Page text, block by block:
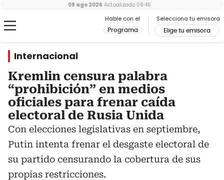
Hable con el
Programa
Selecciona tu emisora
Elige tu emisora
09 ago 2026 Actualizado 08:46
Internacional
Kremlin censura palabra
“prohibición” en medios
oficiales para frenar caída
electoral de Rusia Unida
Con elecciones legislativas en septiembre,
Putin intenta frenar el desgaste electoral de
su partido censurando la cobertura de sus
propias restricciones.